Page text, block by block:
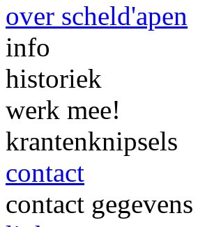
over scheld'apen
info
historiek
werk mee!
krantenknipsels
contact
contact gegevens